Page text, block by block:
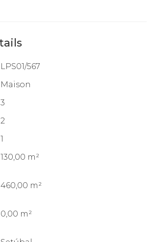
LPS01/567
Maison
3
2
1
130,00 m²
460,00 m²
0,00 m²